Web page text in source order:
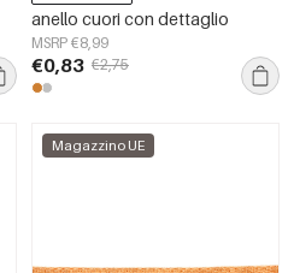
anello cuori con dettaglio
MSRP €8,99
€0,83 €2,75
Magazzino UE